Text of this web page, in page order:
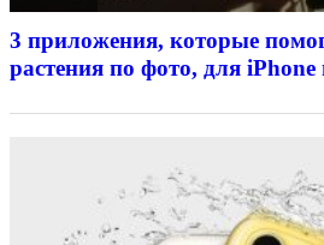
3 приложения, которые
растения по фото, для